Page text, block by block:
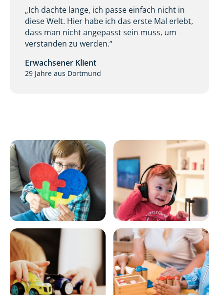
„Ich dachte lange, ich passe einfach nicht in
diese Welt. Hier habe ich das erste Mal erlebt,
dass man nicht angepasst sein muss, um
verstanden zu werden.“
Erwachsener Klient
29 Jahre aus Dortmund